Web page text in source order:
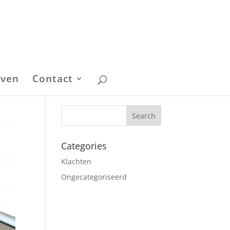
Contact
Categories
Klachten
Ongecategoriseerd